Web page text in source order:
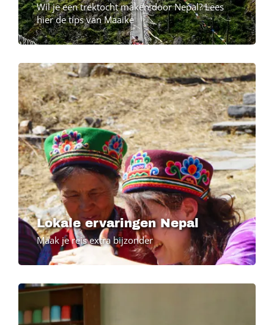
Wil je een trektocht maken door Nepal? Lees
hier de tips van Maaike
Lokale ervaringen Nepal
Maak je reis extra bijzonder